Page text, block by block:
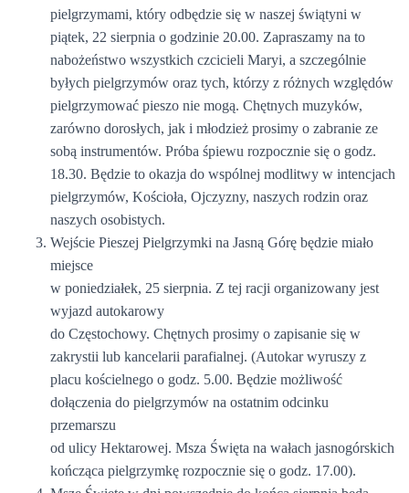
pielgrzymami, który odbędzie się w naszej świątyni w
piątek, 22 sierpnia o godzinie 20.00. Zapraszamy na to
nabożeństwo wszystkich czcicieli Maryi, a szczególnie
byłych pielgrzymów oraz tych, którzy z różnych względów
pielgrzymować pieszo nie mogą. Chętnych muzyków,
zarówno dorosłych, jak i młodzież prosimy o zabranie ze
sobą instrumentów. Próba śpiewu rozpocznie się o godz.
18.30. Będzie to okazja do wspólnej modlitwy w intencjach
pielgrzymów, Kościoła, Ojczyzny, naszych rodzin oraz
naszych osobistych.
Wejście Pieszej Pielgrzymki na Jasną Górę będzie miało
miejsce
w poniedziałek, 25 sierpnia. Z tej racji organizowany jest
wyjazd autokarowy
do Częstochowy. Chętnych prosimy o zapisanie się w
zakrystii lub kancelarii parafialnej. (Autokar wyruszy z
placu kościelnego o godz. 5.00. Będzie możliwość
dołączenia do pielgrzymów na ostatnim odcinku
przemarszu
od ulicy Hektarowej. Msza Święta na wałach jasnogórskich
kończąca pielgrzymkę rozpocznie się o godz. 17.00).